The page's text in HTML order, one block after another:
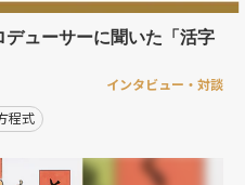
ューサーに聞いた「活字
インタビュー・対談
程式